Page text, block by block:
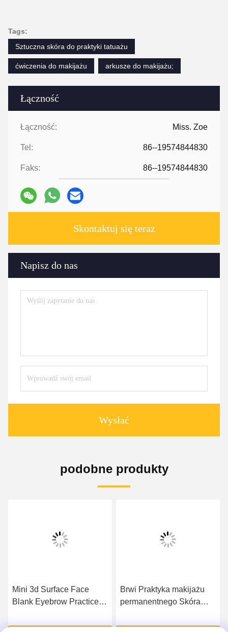
Łączność
Łączność: Miss. Zoe
Tel: 86--19574844830
Faks: 86--19574844830
Skontaktuj się teraz
Napisz do nas
Wysłać
Tags:
Sztuczna skóra do praktyki tatuażu
ćwiczenia do makijażu arkusze do makijażu;
podobne produkty
Mini 3d Surface Face
Blank Eyebrow Practice
Microblading Tattoo
Brwi Praktyka makijażu
permanentnego Skóra
50,2g